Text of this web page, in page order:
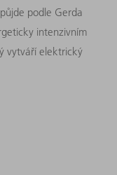
podle Gerda
intenzivním
vytváří elektrický